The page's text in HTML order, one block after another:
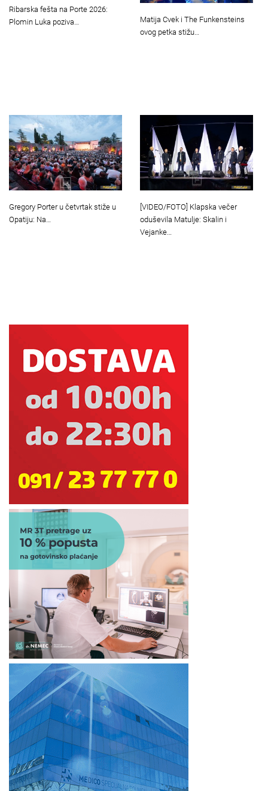
Ribarska fešta na Porte 2026:
Plomin Luka poziva…
Matija Cvek i The Funkensteins
ovog petka stižu…
Gregory Porter u četvrtak stiže u
Opatiju: Na…
[VIDEO/FOTO] Klapska večer
oduševila Matulje: Skalin i
Vejanke…